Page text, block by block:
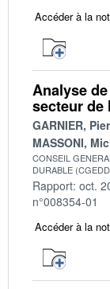
Accéder à la
Analyse
secteur
GARNIER,
MASSONI,
CONSEIL
DURABLE
Rapport: oct.
n°008354-01
Accéder à la